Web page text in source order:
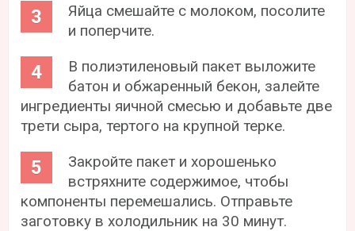
Яйца смешайте с молоком, посолите
и поперчите.
В полиэтиленовый пакет выложите
батон и обжаренный бекон, залейте
ингредиенты яичной смесью и добавьте две
трети сыра, тертого на крупной терке.
Закройте пакет и хорошенько
встряхните содержимое, чтобы
компоненты перемешались. Отправьте
заготовку в холодильник на 30 минут.